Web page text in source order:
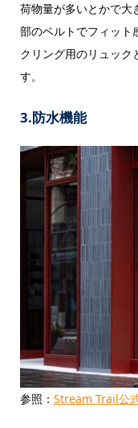
荷物量が多いとかで大
部のベルトでフィット
クリング用のリュック
す。
3.防水機能
参照： Stream Trail公